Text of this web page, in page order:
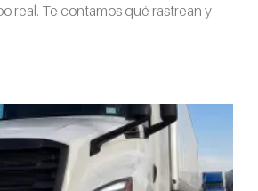
real. Te contamos qué rastrean y